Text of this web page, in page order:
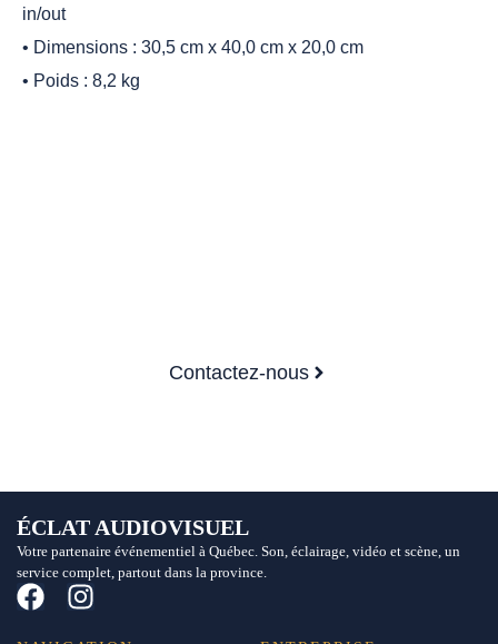
in/out
• Dimensions : 30,5 cm x 40,0 cm x 20,0 cm
• Poids : 8,2 kg
Contactez-nous
ÉCLAT AUDIOVISUEL
Votre partenaire événementiel à Québec. Son, éclairage, vidéo et scène, un
service complet, partout dans la province.